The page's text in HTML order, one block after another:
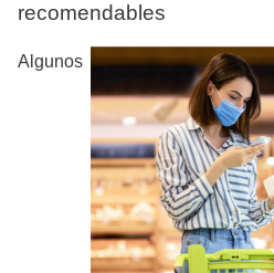
recomendables
Algunos